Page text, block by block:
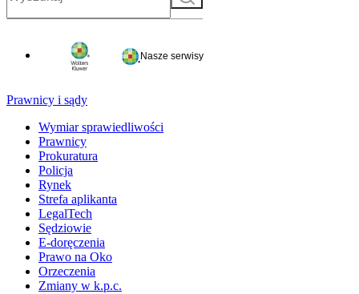
Nasze serwisy
Prawnicy i sądy
Wymiar sprawiedliwości
Prawnicy
Prokuratura
Policja
Rynek
Strefa aplikanta
LegalTech
Sędziowie
E-doręczenia
Prawo na Oko
Orzeczenia
Zmiany w k.p.c.